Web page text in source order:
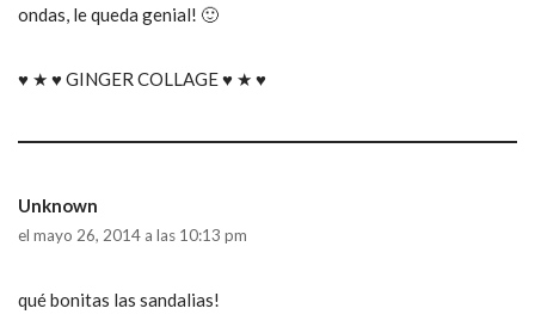
ondas, le queda genial! 🙂
♥ ★ ♥ GINGER COLLAGE ♥ ★ ♥
Unknown
el mayo 26, 2014 a las 10:13 pm
qué bonitas las sandalias!